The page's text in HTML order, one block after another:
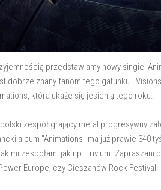
przedstawiamy nowy singiel
dobrze znany fanom tego gatunku.
która ukaże się jesienią tego roku.
zespół grający metal progresywny
album "Animations" ma już prawie 340
zespołami jak np. Trivium.
Europe, czy Cieszanów Rock Festival.